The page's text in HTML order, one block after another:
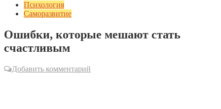
Психология
Саморазвитие
Ошибки, которые мешают стать
счастливым
Добавить комментарий